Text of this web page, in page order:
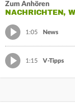
Zum Anhören
NACHRICHTEN,
1:05 News
1:15 V-Tipps